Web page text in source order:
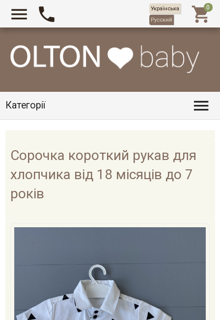
Категорії 
  
Сорочка короткий рукав для
хлопчика від 18 місяців до 7
років
Українська
Русский